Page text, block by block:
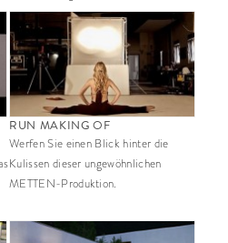
RUN MAKING OF
Werfen Sie einen Blick hinter die
Kulissen dieser ungewöhnlichen
METTEN-Produktion.